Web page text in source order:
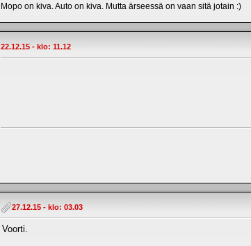
Mopo on kiva. Auto on kiva. Mutta ärseessä on vaan sitä jotain :)
22.12.15 - klo: 11.12
27.12.15 - klo: 03.03
Voorti.